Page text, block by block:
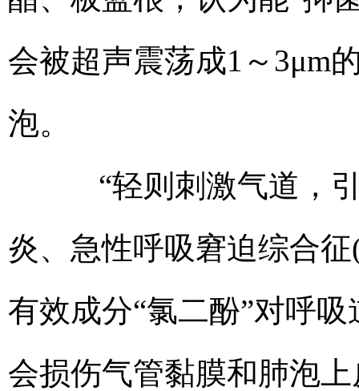
会被超声震荡成1～3μm
泡。
“轻则刺激气道，引
炎、急性呼吸窘迫综合
有效成分“氯二酚”对呼
会损伤气管黏膜和肺泡